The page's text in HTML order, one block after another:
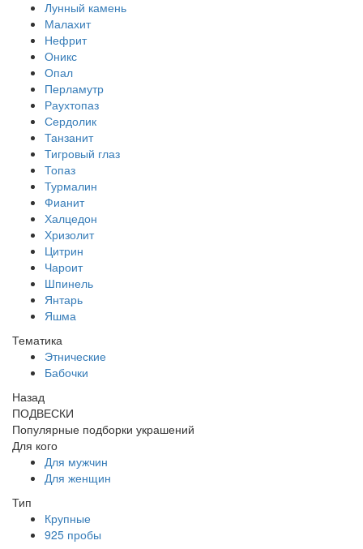
Лунный камень
Малахит
Нефрит
Оникс
Опал
Перламутр
Раухтопаз
Сердолик
Танзанит
Тигровый глаз
Топаз
Турмалин
Фианит
Халцедон
Хризолит
Цитрин
Чароит
Шпинель
Янтарь
Яшма
Тематика
Этнические
Бабочки
Назад
ПОДВЕСКИ
Популярные подборки украшений
Для кого
Для мужчин
Для женщин
Тип
Крупные
925 пробы